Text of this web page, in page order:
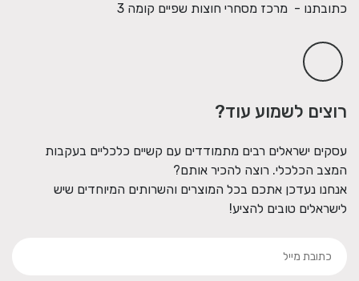
כתובתנו - מרכז מסחרי חוצות שפיים קומה 3
רוצים לשמוע עוד?
עסקים ישראלים רבים מתמודדים עם קשיים כלכליים בעקבות
המצב הכלכלי. רוצה להכיר אותם?
אנחנו נעדכן אתכם בכל המוצרים והשרותים המיוחדים שיש
לישראלים טובים להציע!